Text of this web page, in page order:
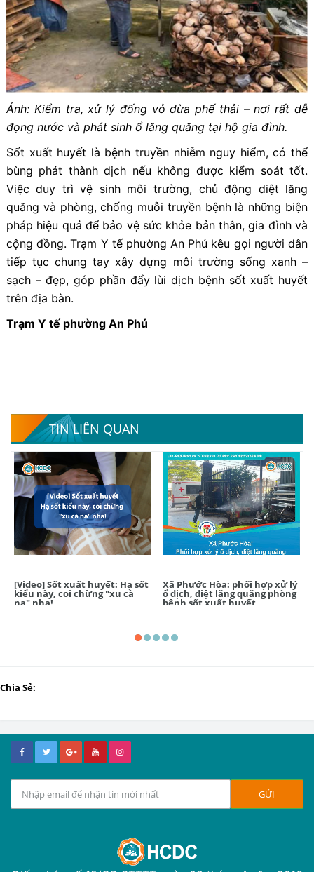
Ảnh: Kiểm tra, xử lý đống vỏ dừa phế thải – nơi rất dễ
đọng nước và phát sinh ổ lăng quăng tại hộ gia đình.
Sốt xuất huyết là bệnh truyền nhiễm nguy hiểm, có thể
bùng phát thành dịch nếu không được kiểm soát tốt.
Việc duy trì vệ sinh môi trường, chủ động diệt lăng
quăng và phòng, chống muỗi truyền bệnh là những biện
pháp hiệu quả để bảo vệ sức khỏe bản thân, gia đình và
cộng đồng. Trạm Y tế phường An Phú kêu gọi người dân
tiếp tục chung tay xây dựng môi trường sống xanh –
sạch – đẹp, góp phần đẩy lùi dịch bệnh sốt xuất huyết
trên địa bàn.
Trạm Y tế phường An Phú
TIN LIÊN QUAN
[Video] Sốt xuất huyết: Hạ sốt
kiểu này, coi chừng "xu cà
na" nha!
Xã Phước Hòa: phối hợp xử lý
ổ dịch, diệt lăng quăng phòng
bệnh sốt xuất huyết
Chia Sẻ: